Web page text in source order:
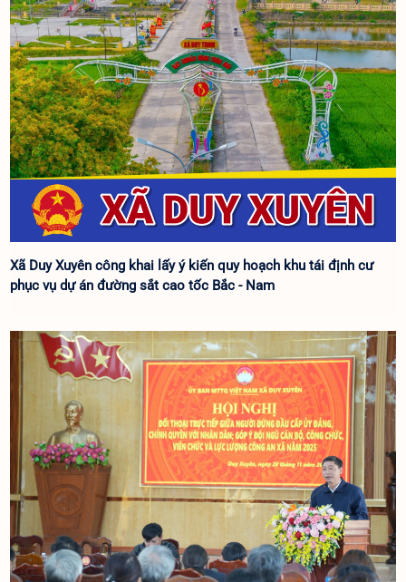
Xã Duy Xuyên công khai lấy ý kiến quy hoạch khu tái định cư
phục vụ dự án đường sắt cao tốc Bắc - Nam